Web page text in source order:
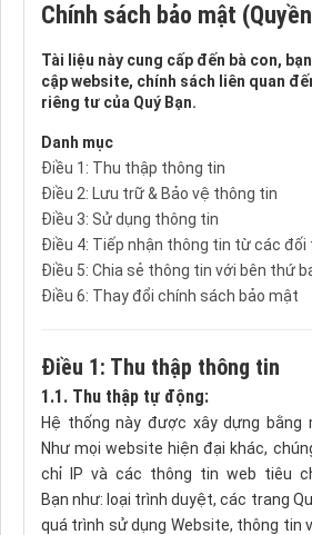
Chính sách bảo mật
Tài liệu này cung cấp đến bà con,
cập website, chính sách liên quan
riêng tư của Quý Bạn.
Danh mục
Điều 1: Thu thập thông tin
Điều 2: Lưu trữ & Bảo vệ thông tin
Điều 3: Sử dụng thông tin
Điều 4: Tiếp nhận thông tin từ các đối
Điều 5: Chia sẻ thông tin với bên thứ
Điều 6: Thay đổi chính sách bảo mật
Điều 1: Thu thập thông tin
1.1. Thu thập tự động:
Hệ thống này được xây dựng bằng
Như mọi website hiện đại khác,
chỉ IP và các thông tin web tiêu
Bạn như: loại trình duyệt, các trang
quá trình sử dụng Website, thông tin